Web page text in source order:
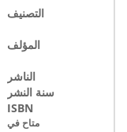
التصنيف
المؤلف
الناشر
سنة النشر
ISBN
متاح في